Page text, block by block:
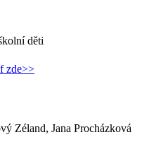
děti
zde>>
Zéland, Jana Procházková